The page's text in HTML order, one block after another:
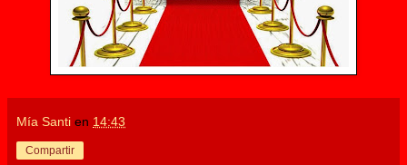
Mía Santi en 14:43
Compartir